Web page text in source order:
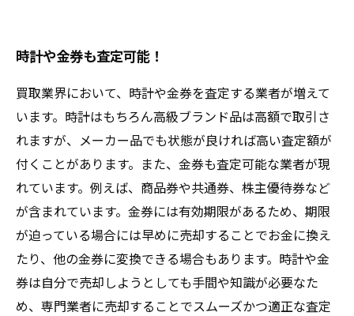
時計や金券も査定可能！
買取業界において、時計や金券を査定する業者が増えて
います。時計はもちろん高級ブランド品は高額で取引さ
れますが、メーカー品でも状態が良ければ高い査定額が
付くことがあります。また、金券も査定可能な業者が現
れています。例えば、商品券や共通券、株主優待券など
が含まれています。金券には有効期限があるため、期限
が迫っている場合には早めに売却することでお金に換え
たり、他の金券に変換できる場合もあります。時計や金
券は自分で売却しようとしても手間や知識が必要なた
め、専門業者に売却することでスムーズかつ適正な査定